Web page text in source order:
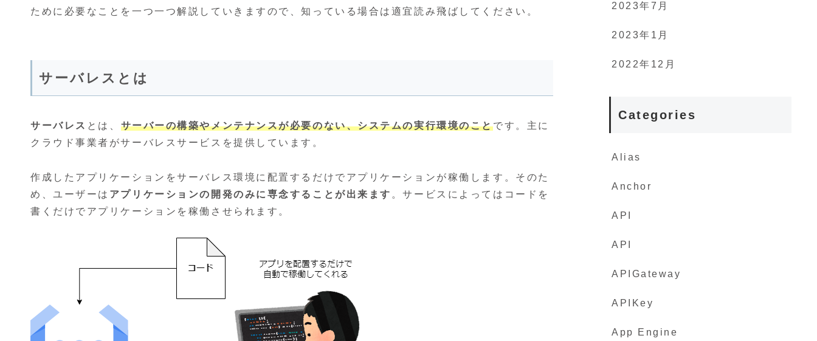
ために必要なことを一つ一つ解説していきますので、知っている場合は適宜読み飛ばしてください。
サーバレスとは
サーバレス とは、 サーバーの構築やメンテナンスが必要のない、システムの実行環境のことです。主に
クラウド事業者がサーバレスサービスを提供しています。
作成したアプリケーションをサーバレス環境に配置するだけでアプリケーションが稼働します。そのた
め、ユーザーは アプリケーションの開発のみに専念することが出来ます 。サービスによってはコードを
書くだけでアプリケーションを稼働させられます。
2023年7月
2023年1月
2022年12月
Categories
Alias
Anchor
API
API
APIGateway
APIKey
App Engine